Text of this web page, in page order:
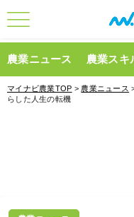
農業ニュース 農業スキ
マイナビ農業TOP > 農業ニュース
らした人生の転機